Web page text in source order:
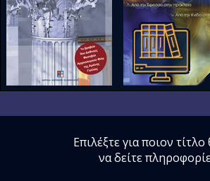
Επιλέξτε για ποιον τίτλο
να δείτε